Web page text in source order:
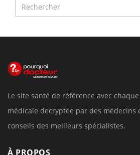
Le site santé de référence avec
médicale decryptée par des médecins
conseils des meilleurs spécialistes.
À PROPOS